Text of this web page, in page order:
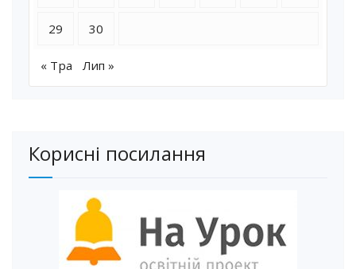
29 30
« Тра Лип »
Корисні посилання